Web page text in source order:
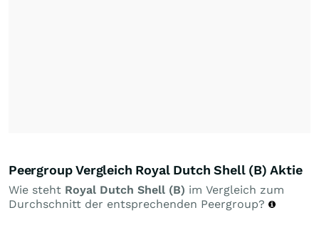
Peergroup Vergleich Royal Dutch Shell (B) Aktie
Wie steht Royal Dutch Shell (B) im Vergleich zum
Durchschnitt der entsprechenden Peergroup?